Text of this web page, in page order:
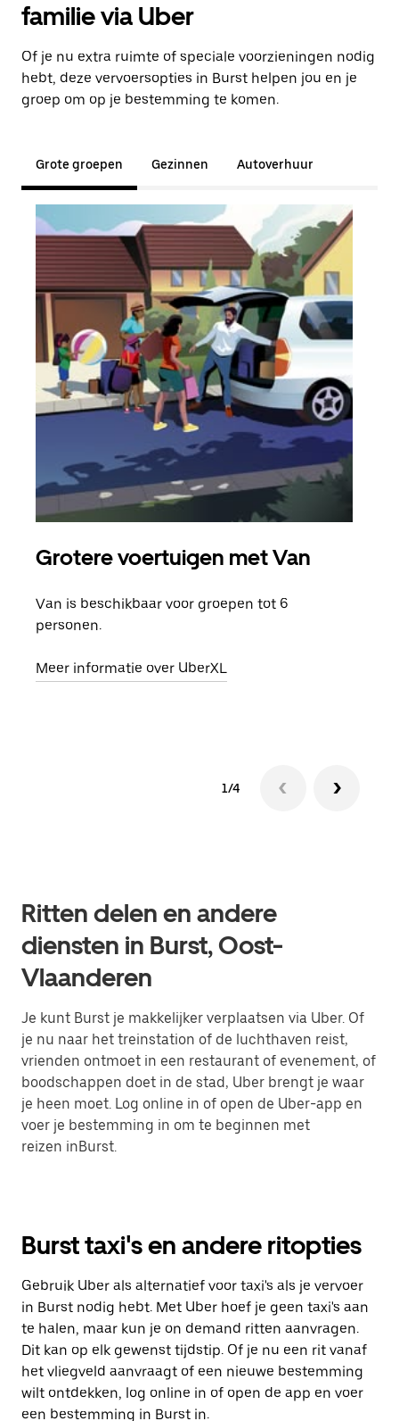
familie via Uber
Of je nu extra ruimte of speciale voorzieningen nodig
hebt, deze vervoersopties in Burst helpen jou en je
groep om op je bestemming te komen.
Grote groepen Gezinnen Autoverhuur
Grotere voertuigen met Van
Van is beschikbaar voor groepen tot 6
personen.
Meer informatie over UberXL
1/4
Ritten delen en andere
diensten in Burst, Oost-
Vlaanderen
Je kunt Burst je makkelijker verplaatsen via Uber. Of
je nu naar het treinstation of de luchthaven reist,
vrienden ontmoet in een restaurant of evenement, of
boodschappen doet in de stad, Uber brengt je waar
je heen moet. Log online in of open de Uber-app en
voer je bestemming in om te beginnen met
reizen inBurst.
Burst taxi's en andere ritopties
Gebruik Uber als alternatief voor taxi's als je vervoer
in Burst nodig hebt. Met Uber hoef je geen taxi's aan
te halen, maar kun je on demand ritten aanvragen.
Dit kan op elk gewenst tijdstip. Of je nu een rit vanaf
het vliegveld aanvraagt of een nieuwe bestemming
wilt ontdekken, log online in of open de app en voer
een bestemming in Burst in.